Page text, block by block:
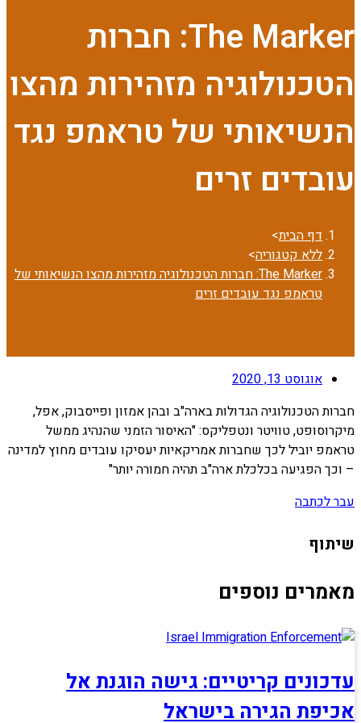
The Marker: חברות
הטכנולוגיה מזהירות מהצו
הנשיאותי של טראמפ נגד
עובדים זרים
דף הבית>
ללא קטגוריה>
The Marker: חברות הטכנולוגיה מזהירות מהצו הנשיאותי של
טראמפ נגד עובדים זרים
אוגוסט 13, 2020
חברות הטכנולוגיה הגדולות בארה"ב ובהן אמזון ופייסבוק, אפל,
מיקרוסופט, טוויטר ונטפליקס: "האיסור הזמני שהנהיג ממשל
טראמפ יוביל לכך שחברות אמריקאיות יעסיקו עובדים מחוץ למדינה
– וכך הפגיעה בכלכלת ארה"ב תהיה חמורה יותר"
עבר לכתבה
שיתוף
מאמרים נוספים
עדכונים קריטיים: גישה הוגנת אל
אכיפת הגירה בישראל